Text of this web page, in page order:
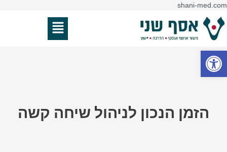
shani-med.comדילוג
תפריט
הזמן הנכון לניהול שיחה קשה
פתח סרגל נגישות